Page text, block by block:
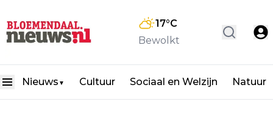
17°C
Bewolkt
Nieuws ▼ Cultuur Sociaal en Welzijn Natuur